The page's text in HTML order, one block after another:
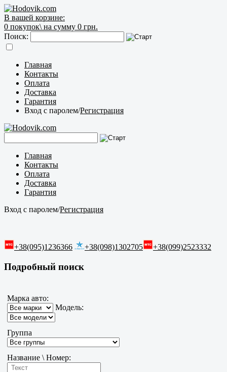
В вашей корзине:
0 покупок\ на сумму 0 грн.
Поиск:
Главная
Контакты
Оплата
Доставка
Гарантия
Вход с паролем/Регистрация
Главная
Контакты
Оплата
Доставка
Гарантия
Вход с паролем/Регистрация
+38(095)1236366 +38(098)1302705 +38(099)2523332
Подробный поиск
Марка авто:
Модель:
Группа
Название \ Номер: